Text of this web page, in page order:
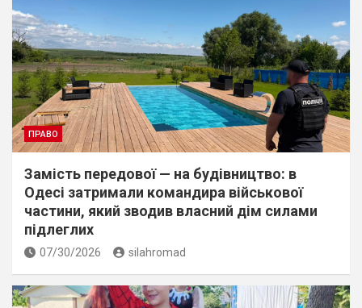
ПРАВО
Замість передової — на будівництво: в
Одесі затримали командира військової
частини, який зводив власний дім силами
підлеглих
07/30/2026 silahromad